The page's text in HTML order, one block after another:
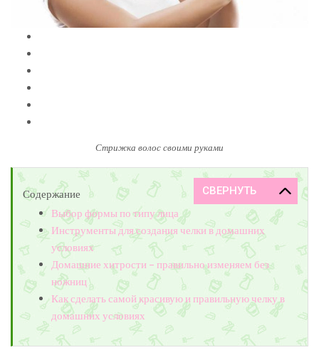
Стрижка волос своими руками
Содержание
Выбор формы по типу лица
Инструменты для создания челки в домашних
условиях
Домашние хитрости – правильно изменяем без
ножниц
Как сделать самой красивую и правильную челку в
домашних условиях